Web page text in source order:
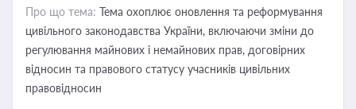
Про що тема: Тема охоплює оновлення та реформування
цивільного законодавства України, включаючи зміни до
регулювання майнових і немайнових прав, договірних
відносин та правового статусу учасників цивільних
правовідносин